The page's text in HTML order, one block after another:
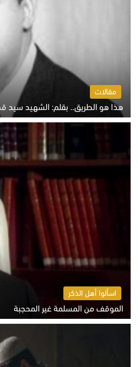
مقالات
هذا هو الطريق.. بقلم: الشهيد
الخميس 6 أغسطس 2026 10:52 ص
اسألوا أهل الذكر
الموقف من المسلمة غير المحجبة
الخميس 6 أغسطس 2026 10:45 ص